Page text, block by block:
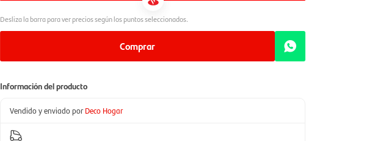
Comprar
Información del producto
Vendido y enviado por Deco Hogar